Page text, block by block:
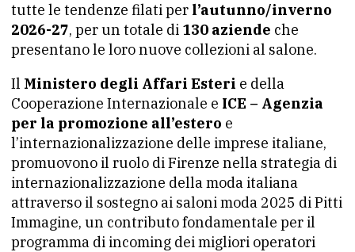
tutte le tendenze filati per l’autunno/inverno
2026-27, per un totale di 130 aziende che
presentano le loro nuove collezioni al salone.
Il Ministero degli Affari Esteri e della
Cooperazione Internazionale e ICE – Agenzia
per la promozione all’estero e
l’internazionalizzazione delle imprese italiane,
promuovono il ruolo di Firenze nella strategia di
internazionalizzazione della moda italiana
attraverso il sostegno ai saloni moda 2025 di Pitti
Immagine, un contributo fondamentale per il
programma di incoming dei migliori operatori